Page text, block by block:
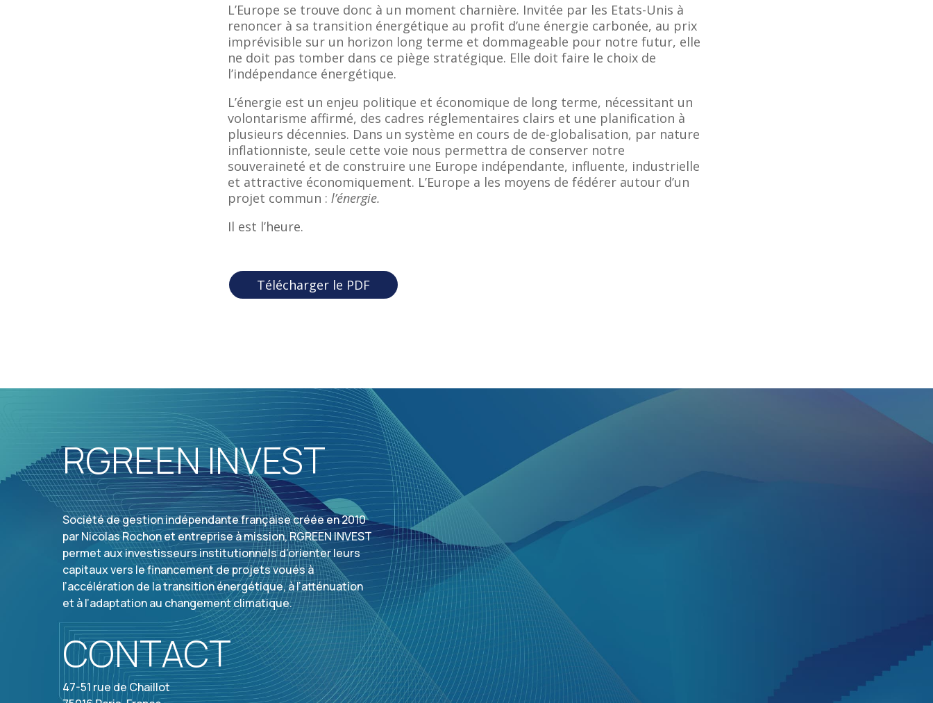
L’Europe se trouve donc à un moment charnière. Invitée par les Etats-Unis à
renoncer à sa transition énergétique au profit d’une énergie carbonée, au prix
imprévisible sur un horizon long terme et dommageable pour notre futur, elle
ne doit pas tomber dans ce piège stratégique. Elle doit faire le choix de
l’indépendance énergétique.
L’énergie est un enjeu politique et économique de long terme, nécessitant un
volontarisme affirmé, des cadres réglementaires clairs et une planification à
plusieurs décennies. Dans un système en cours de de-globalisation, par nature
inflationniste, seule cette voie nous permettra de conserver notre
souveraineté et de construire une Europe indépendante, influente, industrielle
et attractive économiquement. L’Europe a les moyens de fédérer autour d’un
projet commun : l’énergie.
Il est l’heure.
Télécharger le PDF
RGREEN INVEST
Société de gestion indépendante française créée en 2010
par Nicolas Rochon et entreprise à mission, RGREEN INVEST
permet aux investisseurs institutionnels d’orienter leurs
capitaux vers le financement de projets voués à
l’accélération de la transition énergétique, à l’atténuation
et à l’adaptation au changement climatique.
CONTACT
47-51 rue de Chaillot